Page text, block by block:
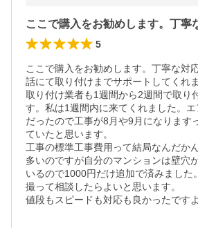
5
ここで購入をお勧めします。丁寧な対
話にて取り付けまでサポートしてくれま
取り付け業者も1週間から2週間で取り
す。私は1週間内に来てくれました。
だったので工事が8月や9月になります
ていたと思います。
工事の標準工事費用って結局なんだか
多いのですが自分のマンションは壁穴
いるので1000円だけ追加で済みました
撮って相談したらよいと思います。
値段もスピードも対応も良かったですよ